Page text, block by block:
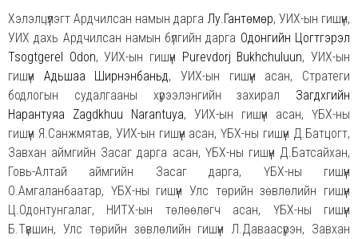
Хэлэлцүүлэгт Ардчилсан намын дарга Лу.Гантөмөр, УИХ-ын гишүүн,
УИХ дахь Ардчилсан намын бүлгийн дарга Одонгийн Цогтгэрэл
Tsogtgerel Odon, УИХ-ын гишүүн Purevdorj Bukhchuluun, УИХ-ын
гишүүн Адьшаа Ширнэнбаньд, УИХ-ын гишүүн асан, Стратеги
бодлогын судалгааны хүрээлэнгийн захирал Загдхүүгийн
Нарантуяа Zagdkhuu Narantuya, УИХ-ын гишүүн асан, ҮБХ-ны
гишүүн Я.Санжмятав, УИХ-ын гишүүн асан, ҮБХ-ны гишүүн Д.Батцогт,
Завхан аймгийн Засаг дарга асан, ҮБХ-ны гишүүн Д.Батсайхан,
Говь-Алтай аймгийн Засаг дарга, ҮБХ-ны гишүүн
О.Амгаланбаатар, ҮБХ-ны гишүүн Улс төрийн зөвлөлийн гишүүн
Ц.Одонтунгалаг, НИТХ-ын төлөөлөгч асан, ҮБХ-ны гишүүн
Б.Түвшин, Улс төрийн зөвлөлийн гишүүн Л.Даваасүрэн, Завхан